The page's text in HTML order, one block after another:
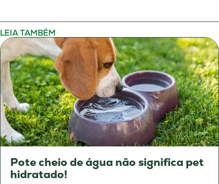
LEIA TAMBÉM
Pote cheio de água não significa pet
hidratado!